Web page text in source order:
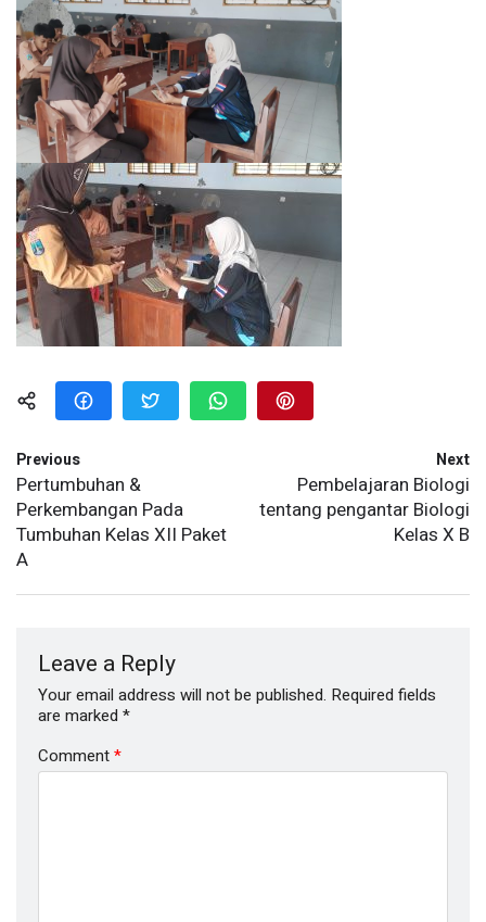
Previous
Pertumbuhan &
Perkembangan Pada
Tumbuhan Kelas XII Paket
A
Next
Pembelajaran Biologi
tentang pengantar Biologi
Kelas X B
Leave a Reply
Your email address will not be published. Required fields
are marked *
Comment*